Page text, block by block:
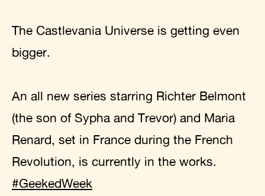
The Castlevania Universe is getting even
bigger.
An all new series starring Richter Belmont
(the son of Sypha and Trevor) and Maria
Renard, set in France during the French
Revolution, is currently in the works.
#GeekedWeek